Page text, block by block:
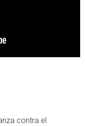
contra el